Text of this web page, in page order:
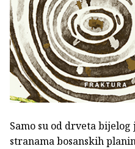
Samo su od drveta
stranama bosanskih